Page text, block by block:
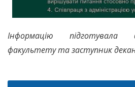
Інформацію підготувала
факультету та заступник